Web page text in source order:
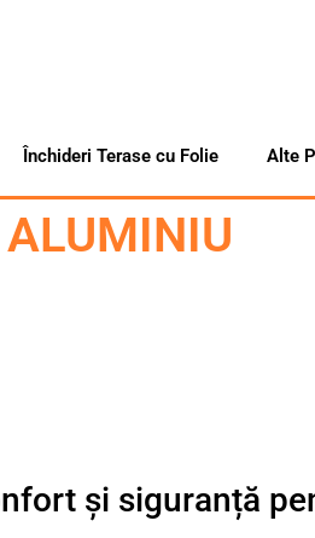
Închideri Terase cu Folie Alte
ALUMINIU
și siguranță